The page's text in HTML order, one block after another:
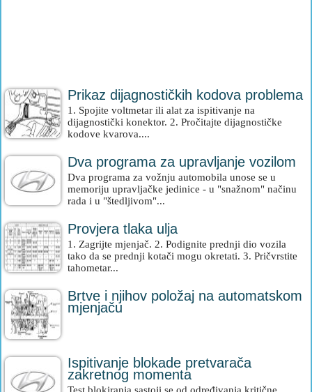
Prikaz dijagnostičkih kodova problema
1. Spojite voltmetar ili alat za ispitivanje na
dijagnostički konektor. 2. Pročitajte dijagnostičke
kodove kvarova....
Dva programa za upravljanje vozilom
Dva programa za vožnju automobila unose se u
memoriju upravljačke jedinice - u "snažnom" načinu
rada i u "štedljivom"...
Provjera tlaka ulja
1. Zagrijte mjenjač. 2. Podignite prednji dio vozila
tako da se prednji kotači mogu okretati. 3. Pričvrstite
tahometar...
Brtve i njihov položaj na automatskom
mjenjaču
Ispitivanje blokade pretvarača
zakretnog momenta